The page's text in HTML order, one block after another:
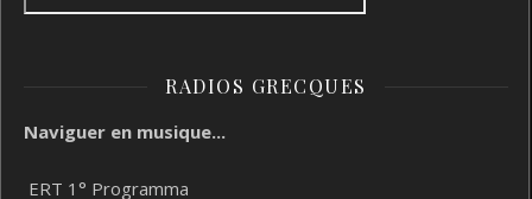
RADIOS GRECQUES
Naviguer en musique...
ERT 1° Programma